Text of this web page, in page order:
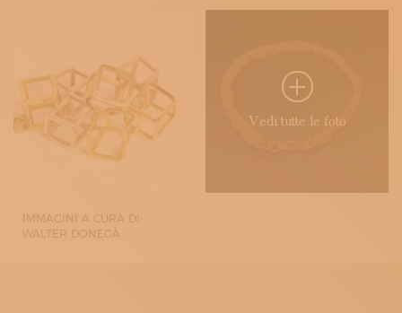
Vedi tutte le foto
IMMAGINI A CURA DI:
WALTER DONEGÀ